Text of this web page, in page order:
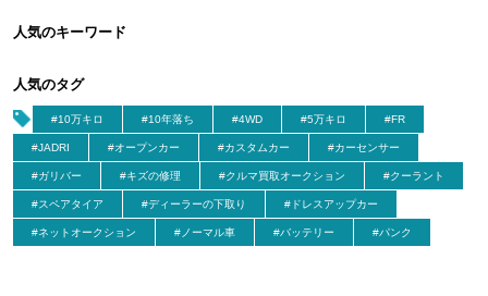
人気のキーワード
人気のタグ
#10万キロ #10年落ち #4WD #5万キロ #FR
#JADRI #オープンカー #カスタムカー #カーセンサー
#ガリバー #キズの修理 #クルマ買取オークション #クーラント
#スペアタイア #ディーラーの下取り #ドレスアップカー
#ネットオークション #ノーマル車 #バッテリー #パンク